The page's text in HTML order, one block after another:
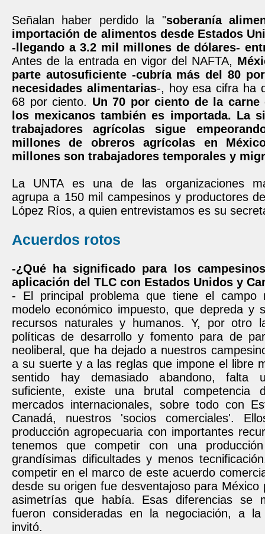
Señalan haber perdido la "soberanía
importación de alimentos desde Estados
-llegando a 3.2 mil millones de dólares-
Antes de la entrada en vigor del NAFTA,
parte autosuficiente -cubría más del 80
necesidades alimentarias-, hoy esa cifra ha
68 por ciento. Un 70 por ciento de la carne
los mexicanos también es importada. La
trabajadores agrícolas sigue
millones de obreros agrícolas en
millones son trabajadores temporales y
La UNTA es una de las organizaciones
agrupa a 150 mil campesinos y productores
López Ríos, a quien entrevistamos es su
Acuerdos rotos
-¿Qué ha significado para los
aplicación del TLC con Estados Unidos y
- El principal problema que tiene el campo
modelo económico impuesto, que depreda y
recursos naturales y humanos. Y, por otro
políticas de desarrollo y fomento para de
neoliberal, que ha dejado a nuestros
a su suerte y a las reglas que impone el libre
sentido hay demasiado abandono, falta
suficiente, existe una brutal competencia
mercados internacionales, sobre todo con
Canadá, nuestros 'socios comerciales'.
producción agropecuaria con importantes
tenemos que competir con una
grandísimas dificultades y menos
competir en el marco de este acuerdo
desde su origen fue desventajoso para México
asimetrías que había. Esas diferencias se
fueron consideradas en la negociación, a
invitó.